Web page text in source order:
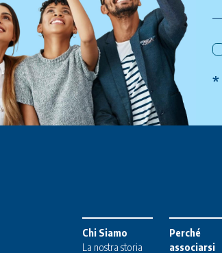
*
Chi Siamo
La nostra storia
Perché
associarsi